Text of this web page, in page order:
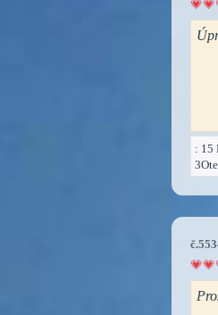
: 15